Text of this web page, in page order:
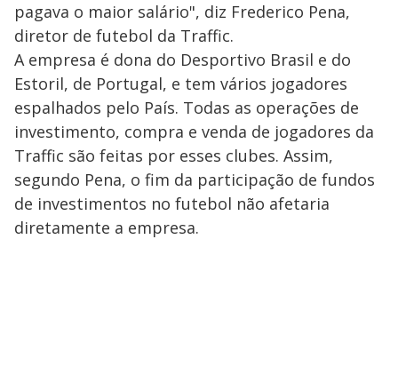
pagava o maior salário", diz Frederico Pena,
diretor de futebol da Traffic.
A empresa é dona do Desportivo Brasil e do
Estoril, de Portugal, e tem vários jogadores
espalhados pelo País. Todas as operações de
investimento, compra e venda de jogadores da
Traffic são feitas por esses clubes. Assim,
segundo Pena, o fim da participação de fundos
de investimentos no futebol não afetaria
diretamente a empresa.